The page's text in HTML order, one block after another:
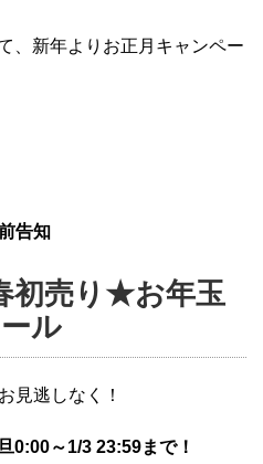
、新年よりお正月キャンペー
告知
初売り★お年玉
ル
見逃しなく！
0:00～1/3 23:59まで！